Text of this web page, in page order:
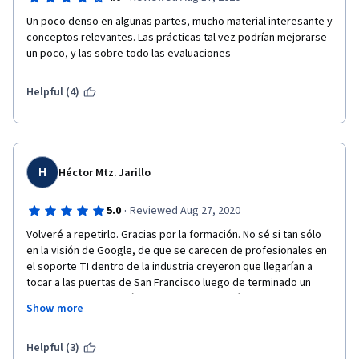
Un poco denso en algunas partes, mucho material interesante y
conceptos relevantes. Las prácticas tal vez podrían mejorarse
un poco, y las sobre todo las evaluaciones
Helpful (4)
H Héctor Mtz. Jarillo
5.0 · Reviewed Aug 27, 2020
Volveré a repetirlo. Gracias por la formación. No sé si tan sólo
en la visión de Google, de que se carecen de profesionales en
el soporte TI dentro de la industria creyeron que llegarían a
tocar a las puertas de San Francisco luego de terminado un
curso como este, a mí si me lo parece y haré lo posible por
trabajar por allá y en otros países. Yo esperaría tomar la
me apetece luego de dominar a un excelente nivel el rol de
Show more
Helpful (3)